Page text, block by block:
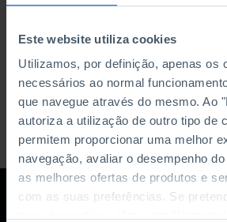
Este website utiliza cookies
Utilizamos, por definição, apenas os
necessários ao normal
que navegue através do mesmo. Ao
autoriza a utilização de outro tipo de
permitem proporcionar uma melhor
navegação, avaliar o desempenho
as melhores ofertas de produtos e
com as suas preferências. Se